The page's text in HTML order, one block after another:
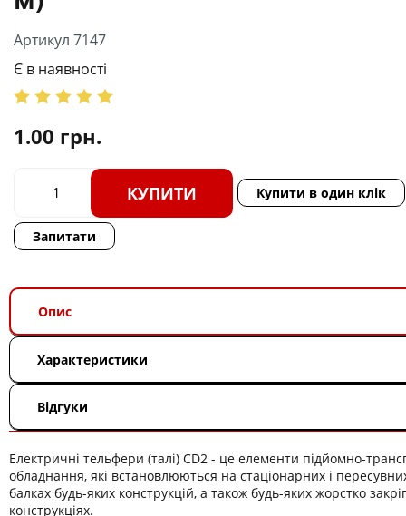
Артикул 7147
Є в наявності
1.00 грн.
КУПИТИ Купити в один клік
Запитати
Опис
Характеристики
Відгуки
Електричні тельфери (талі) CD2 - це елементи підйомно-
обладнання, які встановлюються на стаціонарних і
балках будь-яких конструкцій, а також будь-яких жорстко
конструкціях.